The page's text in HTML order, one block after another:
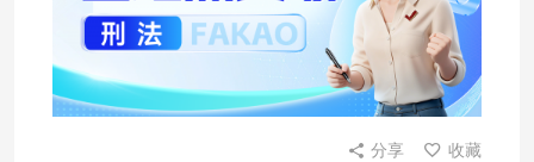
分享 收藏